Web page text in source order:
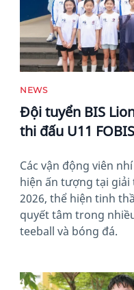
NEWS
Đội tuyển BIS
thi đấu U11
Các vận động viên
hiện ấn tượng tại giải
2026, thể hiện tinh
quyết tâm trong
teeball và bóng đá.
News image